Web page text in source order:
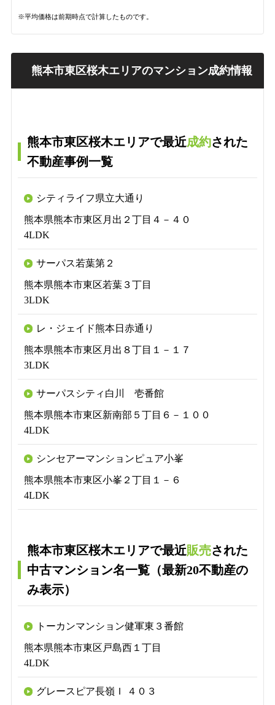
※平均価格は前期時点で計算したものです。
熊本市東区桜木エリアのマンション成約情報
熊本市東区桜木エリアで最近成約された
不動産事例一覧
シティライフ県立大通り
熊本県熊本市東区月出２丁目４－４０
4LDK
サーパス若葉第２
熊本県熊本市東区若葉３丁目
3LDK
レ・ジェイド熊本日赤通り
熊本県熊本市東区月出８丁目１－１７
3LDK
サーパスシティ白川 壱番館
熊本県熊本市東区新南部５丁目６－１００
4LDK
シンセアーマンションピュア小峯
熊本県熊本市東区小峯２丁目１－６
4LDK
熊本市東区桜木エリアで最近販売された
中古マンション名一覧（最新20不動産の
み表示）
トーカンマンション健軍東３番館
熊本県熊本市東区戸島西１丁目
4LDK
グレースピア長嶺Ｉ ４０３